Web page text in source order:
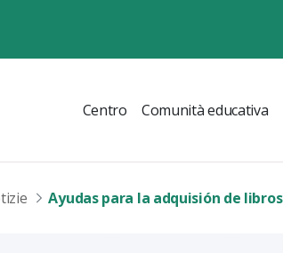
Centro Comunità educativa